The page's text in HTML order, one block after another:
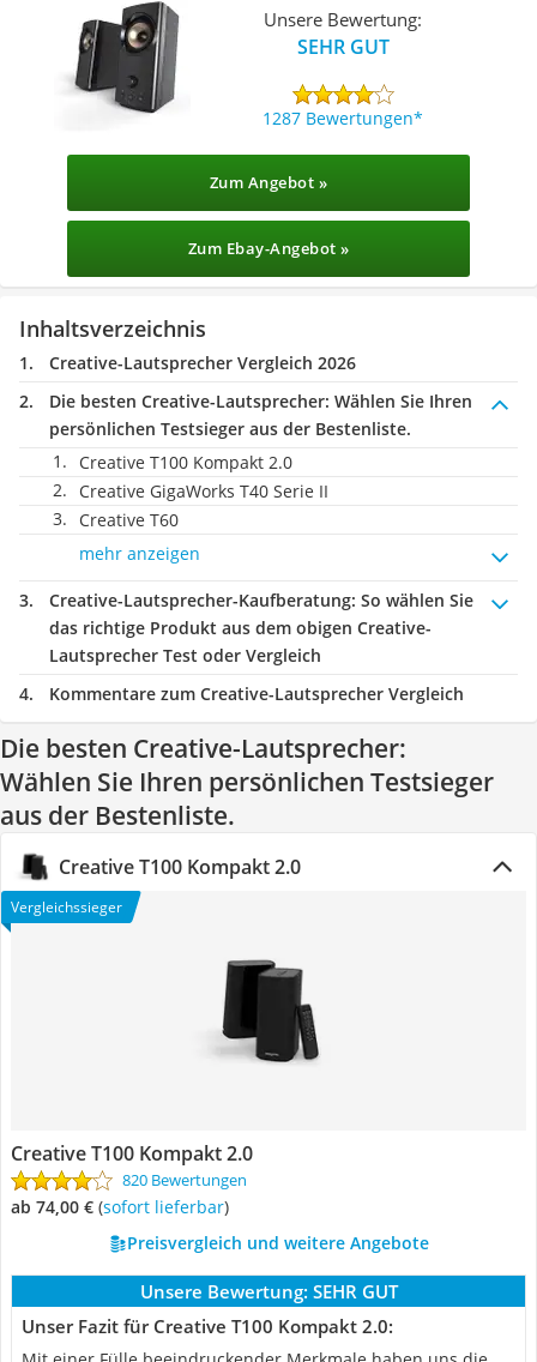
Unsere Bewertung:
SEHR GUT
1287 Bewertungen
Zum Angebot »
Zum Ebay-Angebot »
Inhaltsverzeichnis
Creative-Lautsprecher Vergleich 2026
Die besten Creative-Lautsprecher: Wählen Sie Ihren
persönlichen Testsieger aus der Bestenliste.
Creative T100 Kompakt 2.0
Creative GigaWorks T40 Serie II
Creative T60
mehr anzeigen
Creative-Lautsprecher-Kaufberatung: So wählen Sie
das richtige Produkt aus dem obigen Creative-
Lautsprecher Test oder Vergleich
Kommentare zum Creative-Lautsprecher Vergleich
Die besten Creative-Lautsprecher:
Wählen Sie Ihren persönlichen Testsieger
aus der Bestenliste.
Creative T100 Kompakt 2.0
Vergleichssieger
Creative T100 Kompakt 2.0
820 Bewertungen
ab 74,00 € ( Sofort lieferbar)
Preisvergleich und weitere Angebote
Unsere Bewertung: SEHR GUT
Unser Fazit für Creative T100 Kompakt 2.0: